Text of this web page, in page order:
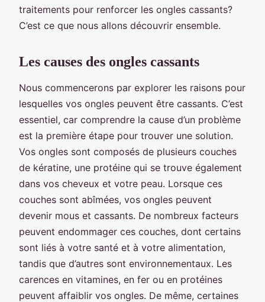
traitements pour renforcer les ongles cassants?
C’est ce que nous allons découvrir ensemble.
Les causes des ongles cassants
Nous commencerons par explorer les raisons pour
lesquelles vos ongles peuvent être cassants. C’est
essentiel, car comprendre la cause d’un problème
est la première étape pour trouver une solution.
Vos ongles sont composés de plusieurs couches
de kératine, une protéine qui se trouve également
dans vos cheveux et votre peau. Lorsque ces
couches sont abîmées, vos ongles peuvent
devenir mous et cassants. De nombreux facteurs
peuvent endommager ces couches, dont certains
sont liés à votre santé et à votre alimentation,
tandis que d’autres sont environnementaux. Les
carences en vitamines, en fer ou en protéines
peuvent affaiblir vos ongles. De même, certaines